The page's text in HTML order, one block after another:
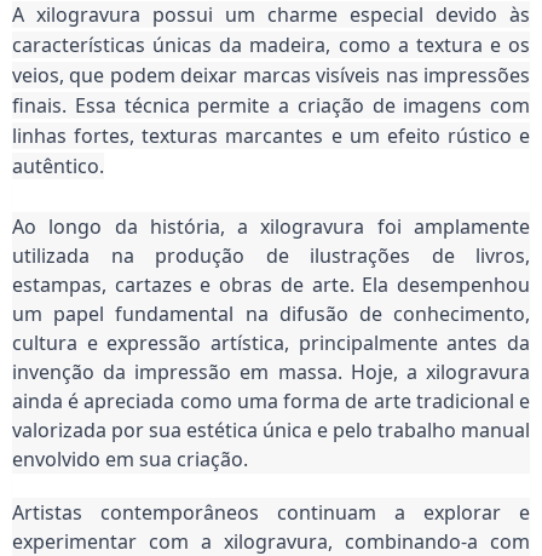
A xilogravura possui um charme especial devido às
características únicas da madeira, como a textura e os
veios, que podem deixar marcas visíveis nas impressões
finais. Essa técnica permite a criação de imagens com
linhas fortes, texturas marcantes e um efeito rústico e
autêntico.
Ao longo da história, a xilogravura foi amplamente
utilizada na produção de ilustrações de livros,
estampas, cartazes e obras de arte. Ela desempenhou
um papel fundamental na difusão de conhecimento,
cultura e expressão artística, principalmente antes da
invenção da impressão em massa. Hoje, a xilogravura
ainda é apreciada como uma forma de arte tradicional e
valorizada por sua estética única e pelo trabalho manual
envolvido em sua criação.
Artistas contemporâneos continuam a explorar e
experimentar com a xilogravura, combinando-a com